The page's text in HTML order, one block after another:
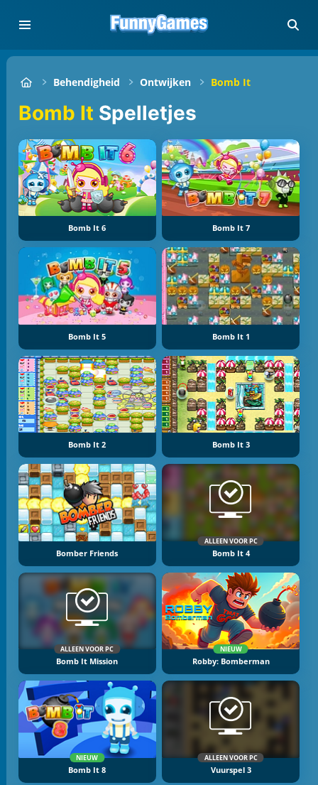
Behendigheid Ontwijken Bomb It
Bomb It Spelletjes
Bomb It 6 Bomb It 7
Bomb It 5 Bomb It 1
Bomb It 2 Bomb It 3
Bomber Friends
ALLEEN VOOR PC
Bomb It 4
ALLEEN VOOR PC
Bomb It Mission
NIEUW
Robby: Bomberman
NIEUW
Bomb It 8
ALLEEN VOOR PC
Vuurspel 3